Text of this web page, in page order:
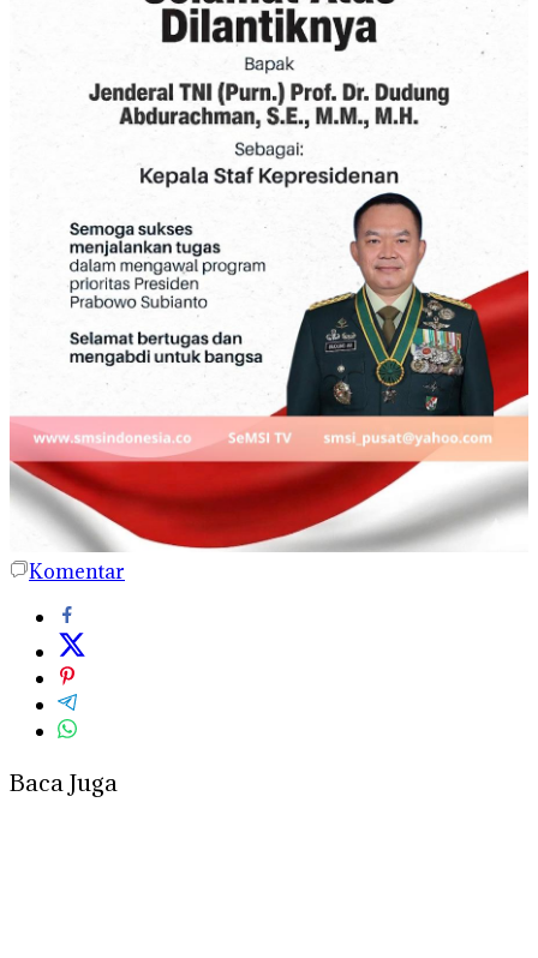
Komentar
Baca Juga